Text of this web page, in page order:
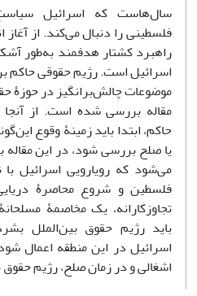
سال‌هاست که اسرائیل
راهبرد کشتار هدفمند به‌طور
اسرائیل است. رژیم حقوقی حاکم
موضوعات چالش‌برانگیز در حوزۀ
مقاله بررسی شده است. از
حاکم، ابتدا باید زمینۀ وقوع
یا صلح بررسی شود، در این مقاله
می‌شود که رویارویی اسرائیل
فلسطین و شروع محاصرۀ
تجاوزکارانه، یک مخاصمۀ
باید رژیم حقوق بین‌الملل
اسرائیل در این منطقه اعمال
اشغالی و در زمان صلح، رژیم